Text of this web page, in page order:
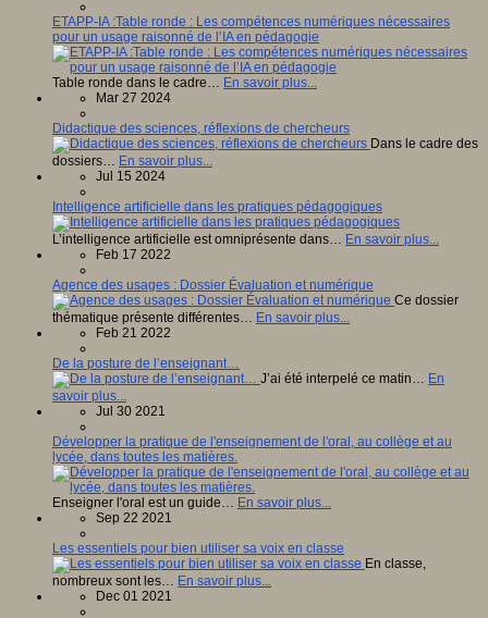
ETAPP-IA :Table ronde : Les compétences numériques nécessaires
pour un usage raisonné de l’IA en pédagogie
Table ronde dans le cadre… En savoir plus...
Mar 27 2024
Didactique des sciences, réflexions de chercheurs
Dans le cadre des
dossiers… En savoir plus...
Jul 15 2024
Intelligence artificielle dans les pratiques pédagogiques
L’intelligence artificielle est omniprésente dans… En savoir plus...
Feb 17 2022
Agence des usages : Dossier Évaluation et numérique
Ce dossier
thématique présente différentes… En savoir plus...
Feb 21 2022
De la posture de l’enseignant…
J’ai été interpelé ce matin… En
savoir plus...
Jul 30 2021
Développer la pratique de l'enseignement de l'oral, au collège et au
lycée, dans toutes les matières.
Enseigner l'oral est un guide… En savoir plus...
Sep 22 2021
Les essentiels pour bien utiliser sa voix en classe
En classe,
nombreux sont les… En savoir plus...
Dec 01 2021